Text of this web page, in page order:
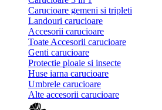
Carucioare gemeni si tripleti
Landouri carucioare
Accesorii carucioare
Toate Accesorii carucioare
Genti carucioare
Protectie ploaie si insecte
Huse iarna carucioare
Umbrele carucioare
Alte accesorii carucioare